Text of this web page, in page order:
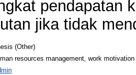
pendapatan
jika tidak
(Other)
resources management, work motivation